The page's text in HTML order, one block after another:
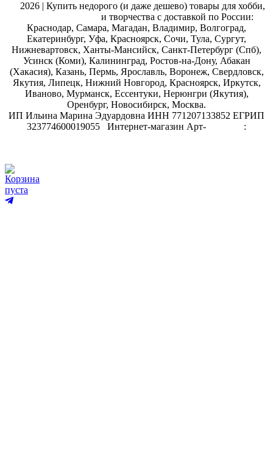
2026 | Купить недорого (и даже дешево) товары для хобби,
и творчества с доставкой по России:
Краснодар, Самара, Магадан, Владимир, Волгоград,
Екатеринбург, Уфа, Красноярск, Сочи, Тула, Сургут,
Нижневартовск, Ханты-Мансийск, Санкт-Петербург (Спб),
Усинск (Коми), Калининград, Ростов-на-Дону, Абакан
(Хакасия), Казань, Пермь, Ярославль, Воронеж, Свердловск,
Якутия, Липецк, Нижний Новгород, Красноярск, Иркутск,
Иваново, Мурманск, Ессентуки, Нерюнгри (Якутия),
Оренбург, Новосибирск, Москва.
ИП Ильина Марина Эдуардовна ИНН 771207133852 ЕГРИП
323774600019055
Интернет-магазин Арт-
:
Корзина
пуста